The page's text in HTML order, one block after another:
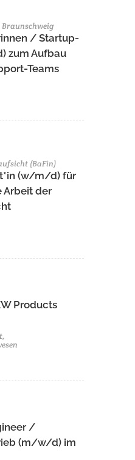
/ Startup-
zum Aufbau
Teams
(BaFin)
(w/m/d) für
Arbeit der
Products
/
(m/w/d) im